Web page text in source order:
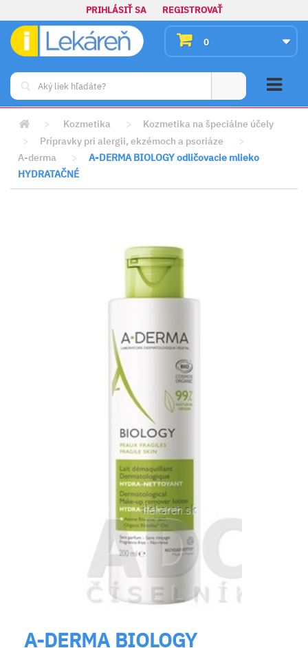
PRIHLÁSIŤ SA REGISTROVAŤ
0
> Kozmetika >
Kozmetika na špeciálne účely
>
Prípravky pri alergii, ekzémoch a psoriáze
>
A-derma
>
A-DERMA BIOLOGY odličovacie mlieko
HYDRATAČNÉ
A-DERMA BIOLOGY